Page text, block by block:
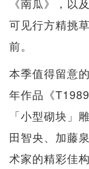
《南瓜》，以
可见行方精挑
前。
本季值得留意
年作品《
「小型砌块」
田智央、加藤
术家的精彩佳构